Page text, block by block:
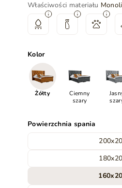
Właściwości materiału
Kolor
Żółty
Ciemny
szary
Powierzchnia spania